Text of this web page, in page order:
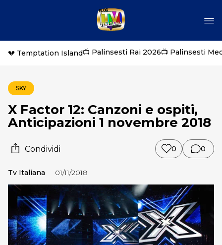
💔 Temptation Island📺 Palinsesti Rai 2026📺 Palinsesti
SKY
X Factor 12: Canzoni e ospiti,
Anticipazioni 1 novembre 2018
Condividi 0 0
Tv Italiana 01/11/2018